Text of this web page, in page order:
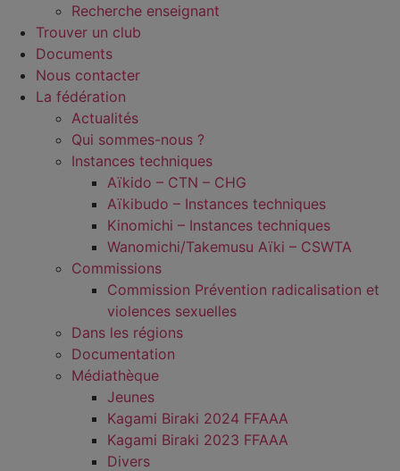
Recherche enseignant
Trouver un club
Documents
Nous contacter
La fédération
Actualités
Qui sommes-nous ?
Instances techniques
Aïkido – CTN – CHG
Aïkibudo – Instances techniques
Kinomichi – Instances techniques
Wanomichi/Takemusu Aïki – CSWTA
Commissions
Commission Prévention radicalisation et
violences sexuelles
Dans les régions
Documentation
Médiathèque
Jeunes
Kagami Biraki 2024 FFAAA
Kagami Biraki 2023 FFAAA
Divers